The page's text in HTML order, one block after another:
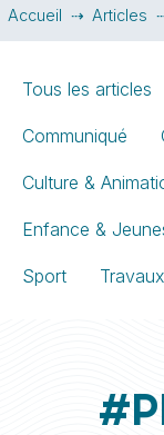
Accueil Articles
Tous les articles
Communiqué
Culture &
Enfance &
Sport Travaux